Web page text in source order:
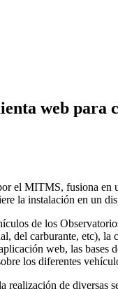
web para
el MITMS, fusiona
la instalación en un
de los
del carburante, etc),
web, las bases
los diferentes
realización de diversas